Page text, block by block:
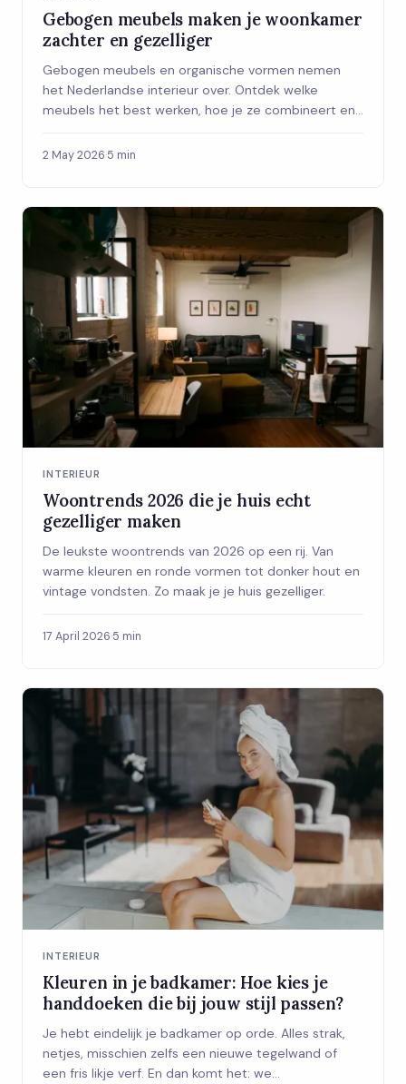
Gebogen meubels maken je woonkamer
zachter en gezelliger
Gebogen meubels en organische vormen nemen
het Nederlandse interieur over. Ontdek welke
meubels het best werken, hoe je ze combineert en
hype.
2 May 2026·5 min
INTERIEUR
Woontrends 2026 die je huis echt
gezelliger maken
De leukste woontrends van 2026 op een rij. Van
warme kleuren en ronde vormen tot donker hout en
vintage vondsten. Zo maak je je huis gezelliger.
17 April 2026·5 min
INTERIEUR
Kleuren in je badkamer: Hoe kies je
handdoeken die bij jouw stijl passen?
Je hebt eindelijk je badkamer op orde. Alles strak,
netjes, misschien zelfs een nieuwe tegelwand of
een fris likje verf. En dan komt het: we...